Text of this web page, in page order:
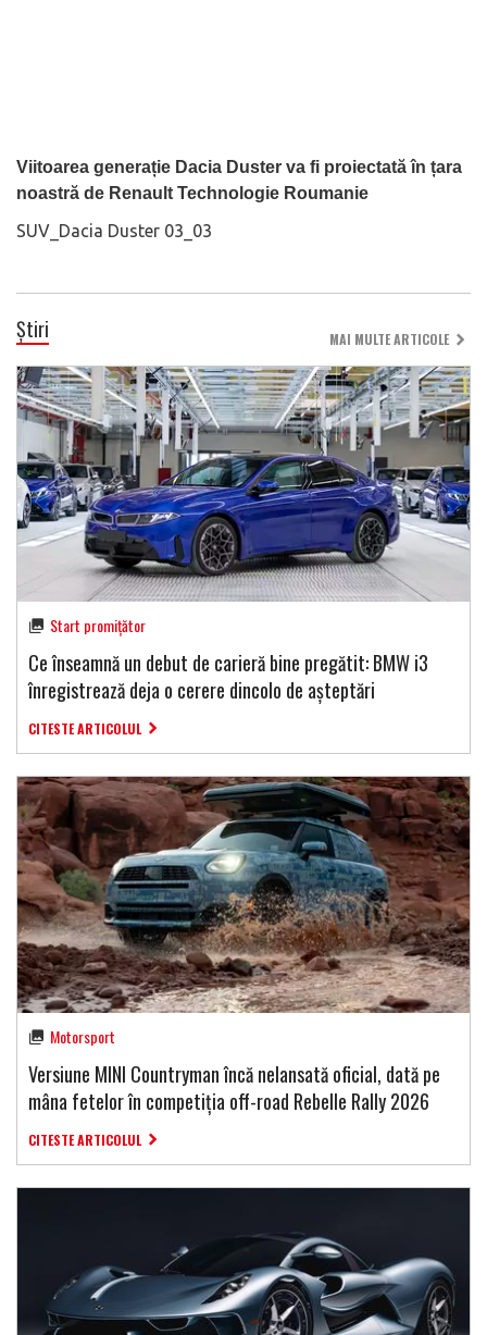
Viitoarea generație Dacia Duster va fi proiectată în țara
noastră de Renault Technologie Roumanie
SUV_Dacia Duster 03_03
Știri MAI MULTE ARTICOLE
Start promițător
Ce înseamnă un debut de carieră bine pregătit: BMW i3
înregistrează deja o cerere dincolo de așteptări
CITESTE ARTICOLUL
Motorsport
Versiune MINI Countryman încă nelansată oficial, dată pe
mâna fetelor în competiția off-road Rebelle Rally 2026
CITESTE ARTICOLUL